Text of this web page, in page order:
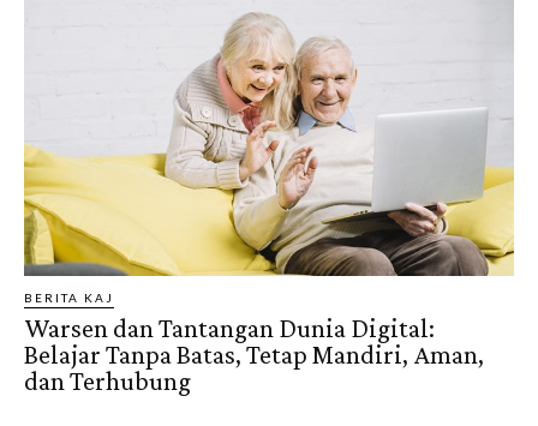
BERITA KAJ
Warsen dan Tantangan Dunia Digital:
Belajar Tanpa Batas, Tetap Mandiri, Aman,
dan Terhubung